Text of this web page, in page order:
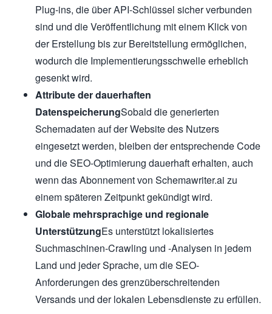
Plug-ins, die über API-Schlüssel sicher verbunden
sind und die Veröffentlichung mit einem Klick von
der Erstellung bis zur Bereitstellung ermöglichen,
wodurch die Implementierungsschwelle erheblich
gesenkt wird.
Attribute der dauerhaften
DatenspeicherungSobald die generierten
Schemadaten auf der Website des Nutzers
eingesetzt werden, bleiben der entsprechende Code
und die SEO-Optimierung dauerhaft erhalten, auch
wenn das Abonnement von Schemawriter.ai zu
einem späteren Zeitpunkt gekündigt wird.
Globale mehrsprachige und regionale
UnterstützungEs unterstützt lokalisiertes
Suchmaschinen-Crawling und -Analysen in jedem
Land und jeder Sprache, um die SEO-
Anforderungen des grenzüberschreitenden
Versands und der lokalen Lebensdienste zu erfüllen.